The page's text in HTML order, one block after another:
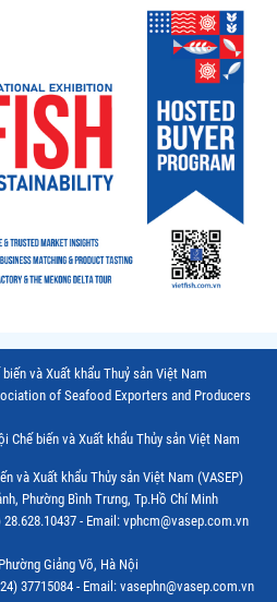
biến và Xuất khẩu Thuỷ sản Việt Nam
of Seafood Exporters and Producers
Chế biến và Xuất khẩu Thủy sản Việt Nam
và Xuất khẩu Thủy sản Việt Nam (VASEP)
Phường Bình Trưng, Tp.Hồ Chí Minh
- Email: vphcm@vasep.com.vn
Giảng Võ, Hà Nội
37715084 - Email: vasephn@vasep.com.vn